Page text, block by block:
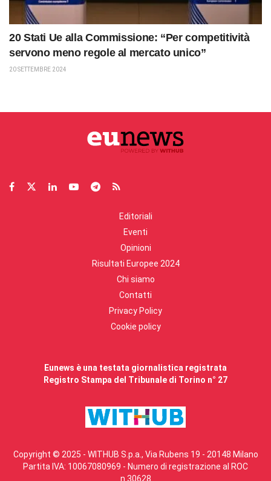
20 Stati Ue alla Commissione: “Per competitività
servono meno regole al mercato unico”
20 SETTEMBRE 2024
Editoriali
Eventi
Opinioni
Risultati Europee 2024
Chi siamo
Contatti
Privacy Policy
Cookie policy
Eunews è una testata giornalistica registrata
Registro Stampa del Tribunale di Torino n° 27
Copyright © 2025 - WITHUB S.p.a., Via Rubens 19 - 20148 Milano
Partita IVA: 10067080969 - Numero di registrazione al ROC
n.30628